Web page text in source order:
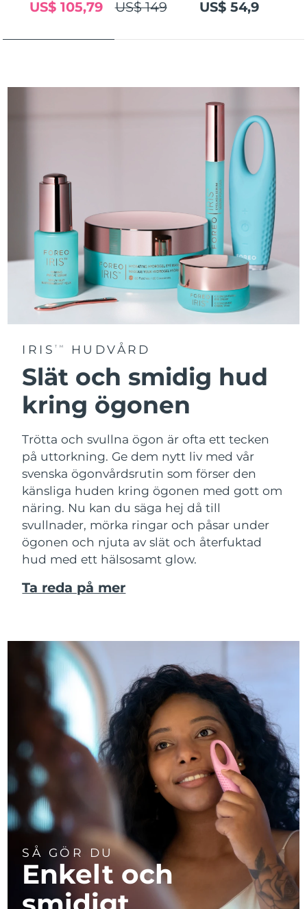
US$ 149
US$ 105,79 US$ 54,9
IRISTM HUDVÅRD
Slät och smidig hud
kring ögonen
Trötta och svullna ögon är ofta ett tecken
på uttorkning. Ge dem nytt liv med vår
svenska ögonvårdsrutin som förser den
känsliga huden kring ögonen med gott om
näring. Nu kan du säga hej då till
svullnader, mörka ringar och påsar under
ögonen och njuta av slät och återfuktad
hud med ett hälsosamt glow.
Ta reda på mer
SÅ GÖR DU
Enkelt och